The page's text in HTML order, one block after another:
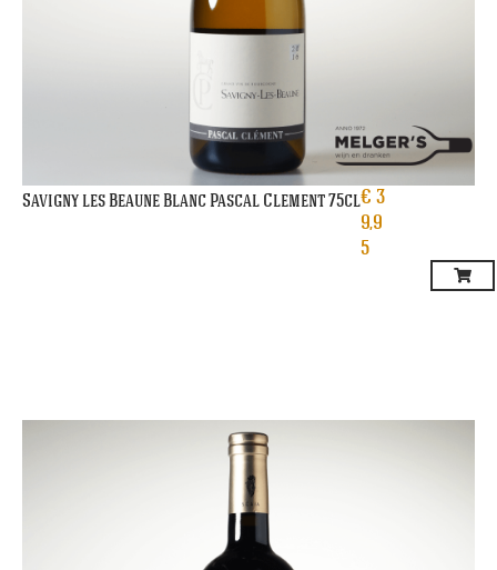
Savigny les Beaune Blanc Pascal Clement 75cl€ 3
9,9
5